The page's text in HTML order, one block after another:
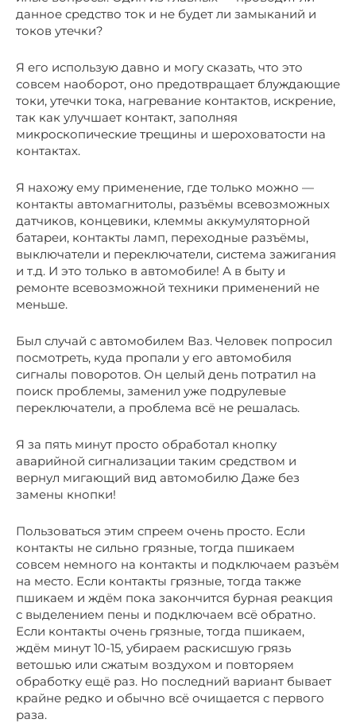
данное средство ток и не будет ли замыканий и
токов утечки?
Я его использую давно и могу сказать, что это
совсем наоборот, оно предотвращает блуждающие
токи, утечки тока, нагревание контактов, искрение,
так как улучшает контакт, заполняя
микроскопические трещины и шероховатости на
контактах.
Я нахожу ему применение, где только можно —
контакты автомагнитолы, разъёмы всевозможных
датчиков, концевики, клеммы аккумуляторной
батареи, контакты ламп, переходные разъёмы,
выключатели и переключатели, система зажигания
и т.д. И это только в автомобиле! А в быту и
ремонте всевозможной техники применений не
меньше.
Был случай с автомобилем Ваз. Человек попросил
посмотреть, куда пропали у его автомобиля
сигналы поворотов. Он целый день потратил на
поиск проблемы, заменил уже подрулевые
переключатели, а проблема всё не решалась.
Я за пять минут просто обработал кнопку
аварийной сигнализации таким средством и
вернул мигающий вид автомобилю Даже без
замены кнопки!
Пользоваться этим спреем очень просто. Если
контакты не сильно грязные, тогда пшикаем
совсем немного на контакты и подключаем разъём
на место. Если контакты грязные, тогда также
пшикаем и ждём пока закончится бурная реакция
с выделением пены и подключаем всё обратно.
Если контакты очень грязные, тогда пшикаем,
ждём минут 10-15, убираем раскисшую грязь
ветошью или сжатым воздухом и повторяем
обработку ещё раз. Но последний вариант бывает
крайне редко и обычно всё очищается с первого
раза.